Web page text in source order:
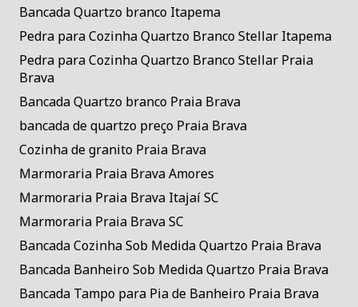
Bancada Quartzo branco Itapema
Pedra para Cozinha Quartzo Branco Stellar Itapema
Pedra para Cozinha Quartzo Branco Stellar Praia
Brava
Bancada Quartzo branco Praia Brava
bancada de quartzo preço Praia Brava
Cozinha de granito Praia Brava
Marmoraria Praia Brava Amores
Marmoraria Praia Brava Itajaí SC
Marmoraria Praia Brava SC
Bancada Cozinha Sob Medida Quartzo Praia Brava
Bancada Banheiro Sob Medida Quartzo Praia Brava
Bancada Tampo para Pia de Banheiro Praia Brava